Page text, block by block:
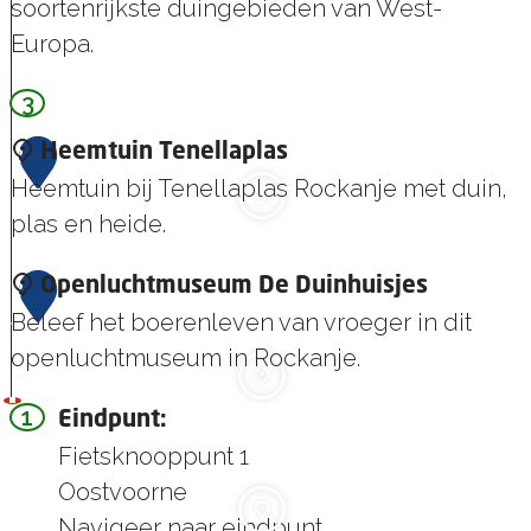
s
H
e
l
e
v
o
e
t
u
o
e
k
t
e
r
t
a
n
d
o
c
k
a
j
soortenrijkste duingebieden van West-
Europa.
V
o
o
r
e
s
D
u
i
3
2
0
Heemtuin Tenellaplas
Heemtuin bij Tenellaplas Rockanje met duin,
plas en heide.
H
e
e
m
t
2
1
Openluchtmuseum De Duinhuisjes
Beleef het boerenleven van vroeger in dit
openluchtmuseum in Rockanje.
O1 Eindpunt:
Fietsknooppunt 1
Oostvoorne